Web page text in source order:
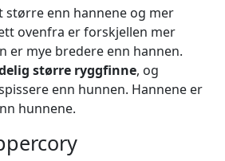
større enn hannene og mer
ovenfra er forskjellen mer
er mye bredere enn hannen.
større ryggfinne, og
enn hunnen. Hannene er
hunnene.